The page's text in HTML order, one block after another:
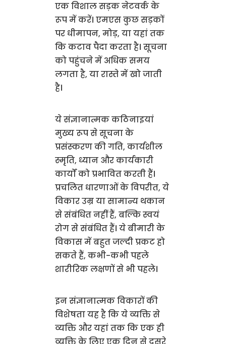
एक विशाल सड़क नेटवर्क के
रूप में करें। एमएस कुछ सड़कों
पर धीमापन, मोड़, या यहां तक
कि कटाव पैदा करता है। सूचना
को पहुंचने में अधिक समय
लगता है, या रास्ते में खो जाती
है।
ये संज्ञानात्मक कठिनाइयां
मुख्य रूप से सूचना के
प्रसंस्करण की गति, कार्यशील
स्मृति, ध्यान और कार्यकारी
कार्यों को प्रभावित करती हैं।
प्रचलित धारणाओं के विपरीत, ये
विकार उम्र या सामान्य थकान
से संबंधित नहीं हैं, बल्कि स्वयं
रोग से संबंधित हैं। ये बीमारी के
विकास में बहुत जल्दी प्रकट हो
सकते हैं, कभी-कभी पहले
शारीरिक लक्षणों से भी पहले।
इन संज्ञानात्मक विकारों की
विशेषता यह है कि ये व्यक्ति से
व्यक्ति और यहां तक कि एक ही